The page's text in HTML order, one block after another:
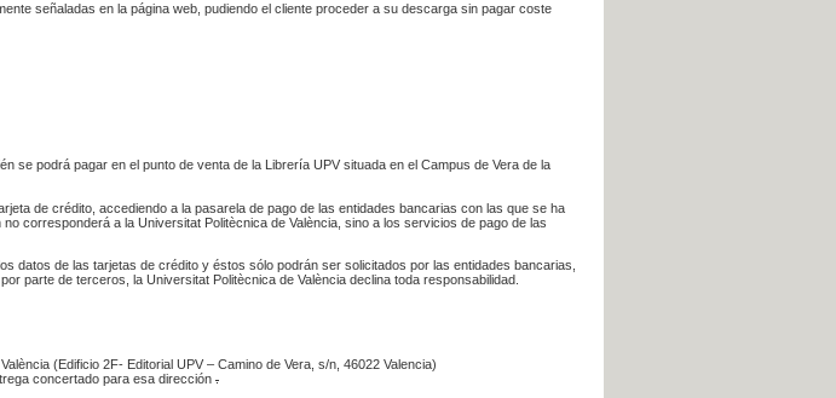
señaladas en la página web, pudiendo el cliente proceder a su descarga sin pagar coste
se podrá pagar en el punto de venta de la Librería UPV situada en el Campus de Vera de la
de crédito, accediendo a la pasarela de pago de las entidades bancarias con las que se ha
corresponderá a la Universitat Politècnica de València, sino a los servicios de pago de las
datos de las tarjetas de crédito y éstos sólo podrán ser solicitados por las entidades bancarias,
parte de terceros, la Universitat Politècnica de València declina toda responsabilidad.
(Edificio 2F- Editorial UPV – Camino de Vera, s/n, 46022 Valencia)
concertado para esa dirección .